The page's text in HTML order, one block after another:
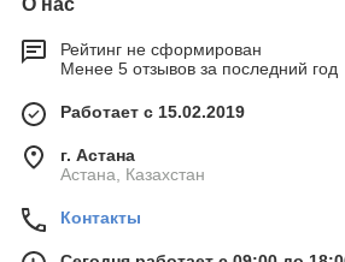
О нас
Рейтинг не сформирован
Менее 5 отзывов за последний год
Работает с 15.02.2019
г. Астана
Астана, Казахстан
Контакты